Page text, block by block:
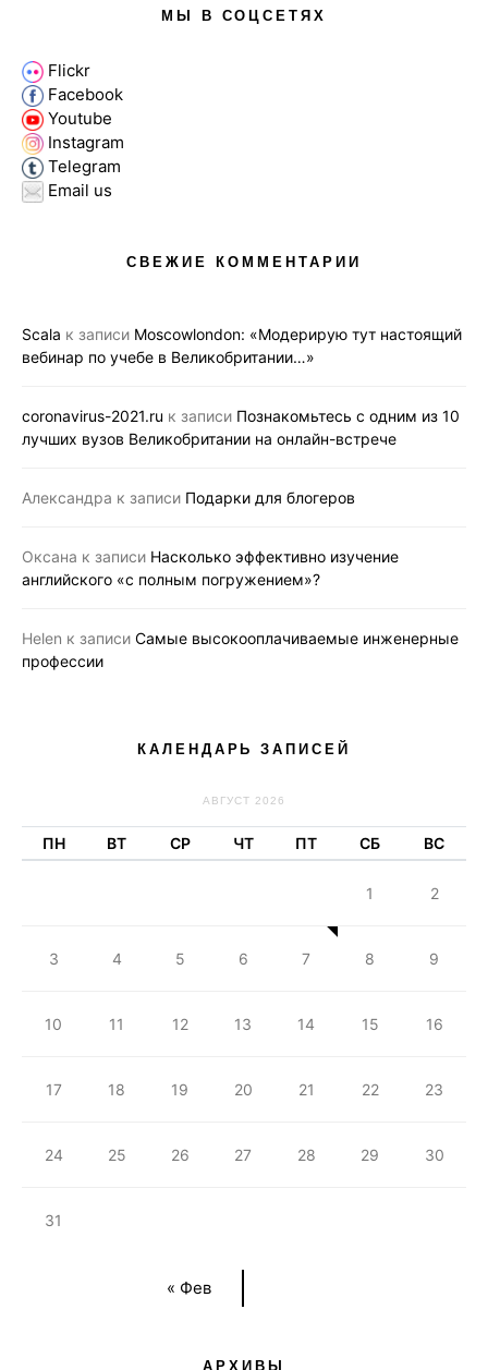
МЫ В СОЦСЕТЯХ
Flickr
Facebook
Youtube
Instagram
Telegram
Email us
СВЕЖИЕ КОММЕНТАРИИ
Scala к записи Moscowlondon: «Модерирую тут настоящий
вебинар по учебе в Великобритании…»
coronavirus-2021.ru к записи Познакомьтесь с одним из 10
лучших вузов Великобритании на онлайн-встрече
Александра к записи Подарки для блогеров
Оксана к записи Насколько эффективно изучение
английского «с полным погружением»?
Helen к записи Самые высокооплачиваемые инженерные
профессии
КАЛЕНДАРЬ ЗАПИСЕЙ
АВГУСТ 2026
ПН ВТ СР ЧТ ПТ СБ ВС
« Фев
1 2
3 4 5 6 7 8 9
10 11 12 13 14 15 16
17 18 19 20 21 22 23
24 25 26 27 28 29 30
31
АРХИВЫ